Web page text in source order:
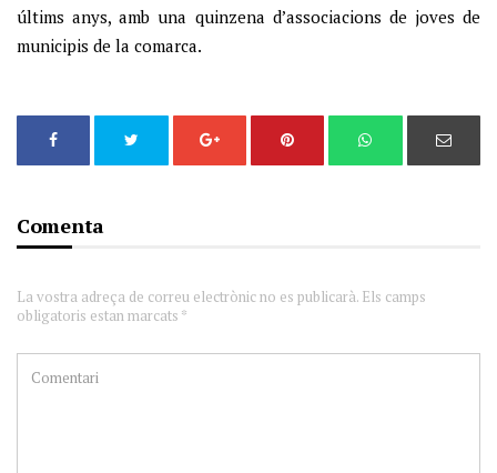
últims anys, amb una quinzena d’associacions de joves de
municipis de la comarca.
Comenta
La vostra adreça de correu electrònic no es publicarà. Els camps
obligatoris estan marcats *